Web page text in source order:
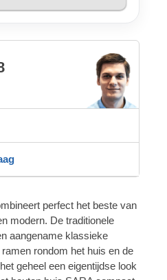
perfect het beste van
modern. De traditionele
aangename klassieke
rondom het huis en de
geheel een eigentijdse look